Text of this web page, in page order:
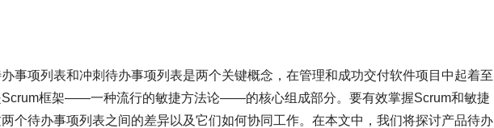
事项列表和冲刺待办事项列表是两个关键概念，在管理和成功交付软件项目中起着至
Scrum框架——一种流行的敏捷方法论——的核心组成部分。要有效掌握Scrum和敏捷
个待办事项列表之间的差异以及它们如何协同工作。在本文中，我们将探讨产品待办